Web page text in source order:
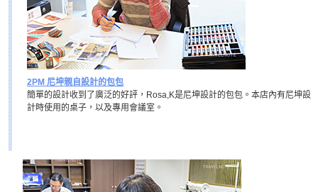
2PM 尼坤親自設計的包包
簡單的設計收到了廣泛的好評，Rosa,K是尼坤設計的包包。本店內有尼坤設
計時使用的桌子，以及專用會議室。